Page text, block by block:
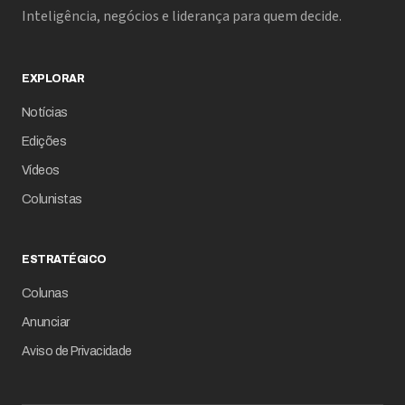
Inteligência, negócios e liderança para quem decide.
EXPLORAR
Notícias
Edições
Vídeos
Colunistas
ESTRATÉGICO
Colunas
Anunciar
Aviso de Privacidade